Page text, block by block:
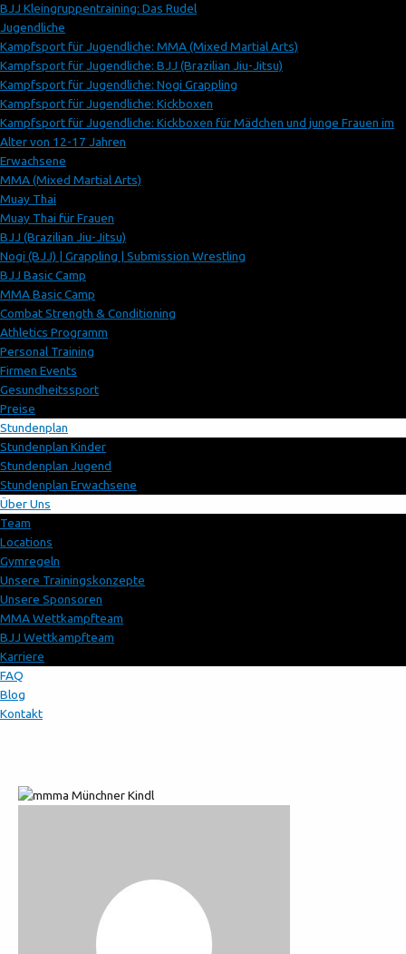
BJJ Kleingruppentraining: Das Rudel
Jugendliche
Kampfsport für Jugendliche: MMA (Mixed Martial Arts)
Kampfsport für Jugendliche: BJJ (Brazilian Jiu-Jitsu)
Kampfsport für Jugendliche: Nogi Grappling
Kampfsport für Jugendliche: Kickboxen
Kampfsport für Jugendliche: Kickboxen für Mädchen und junge Frauen im
Alter von 12-17 Jahren
Erwachsene
MMA (Mixed Martial Arts)
Muay Thai
Muay Thai für Frauen
BJJ (Brazilian Jiu-Jitsu)
Nogi (BJJ) | Grappling | Submission Wrestling
BJJ Basic Camp
MMA Basic Camp
Combat Strength & Conditioning
Athletics Programm
Personal Training
Firmen Events
Gesundheitssport
Preise
Stundenplan
Stundenplan Kinder
Stundenplan Jugend
Stundenplan Erwachsene
Über Uns
Team
Locations
Gymregeln
Unsere Trainingskonzepte
Unsere Sponsoren
MMA Wettkampfteam
BJJ Wettkampfteam
Karriere
FAQ
Blog
Kontakt